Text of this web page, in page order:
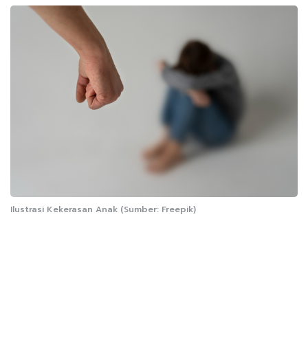
Ilustrasi Kekerasan Anak (Sumber: Freepik)